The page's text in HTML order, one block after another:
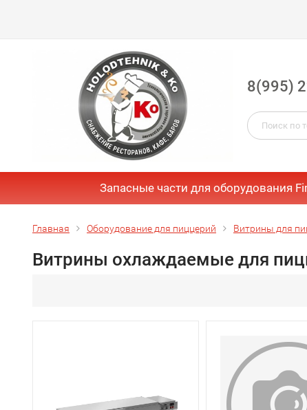
8(995)
Запасные части для оборудования
Главная Оборудование для пиццерий Витрины для
Витрины охлаждаемые для